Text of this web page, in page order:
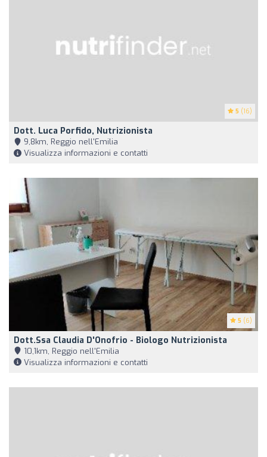
5 (16)
Dott. Luca Porfido, Nutrizionista
9,8km, Reggio nell'Emilia
Visualizza informazioni e contatti
5 (6)
Dott.ssa Claudia D'Onofrio - Biologo Nutrizionista
10,1km, Reggio nell'Emilia
Visualizza informazioni e contatti